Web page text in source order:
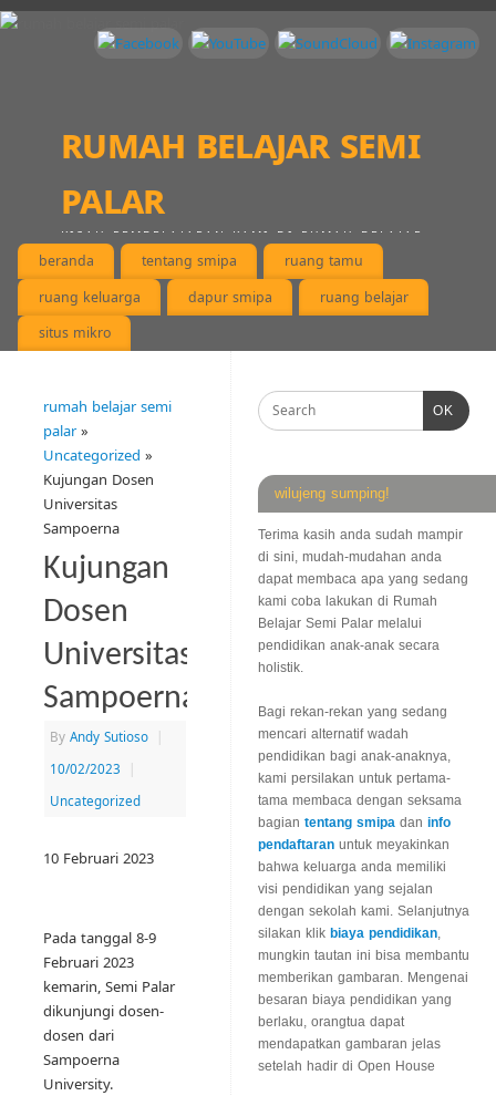
rumah belajar semi
palar
KISAH PEMBELAJARAN KAMI DI RUMAH BELAJAR,
MENEMUKAN KEPINGAN DIRI KAMI MASING-MASING
beranda tentang smipa
ruang tamu
ruang keluarga
dapur smipa
ruang belajar
situs mikro
rumah belajar semi
palar»
Uncategorized »
Kujungan Dosen
Universitas
Sampoerna
Kujungan
Dosen
Universitas
Sampoerna
By Andy Sutioso
|
10/02/2023
|
Uncategorized
10 Februari 2023
Pada tanggal 8-9
Februari 2023
kemarin, Semi Palar
dikunjungi dosen-
dosen dari
Sampoerna
University.
OK
wilujeng sumping!
Terima kasih anda sudah mampir
di sini, mudah-mudahan anda
dapat membaca apa yang sedang
kami coba lakukan di Rumah
Belajar Semi Palar melalui
pendidikan anak-anak secara
holistik.
Bagi rekan-rekan yang sedang
mencari alternatif wadah
pendidikan bagi anak-anaknya,
kami persilakan untuk pertama-
tama membaca dengan seksama
bagian tentang smipa dan info
pendaftaran untuk meyakinkan
bahwa keluarga anda memiliki
visi pendidikan yang sejalan
dengan sekolah kami. Selanjutnya
silakan klik biaya pendidikan,
mungkin tautan ini bisa membantu
memberikan gambaran. Mengenai
besaran biaya pendidikan yang
berlaku, orangtua dapat
mendapatkan gambaran jelas
setelah hadir di Open House